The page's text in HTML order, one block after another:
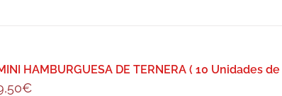
HAMBURGUESA DE TERNERA ( 10 Unidades
€